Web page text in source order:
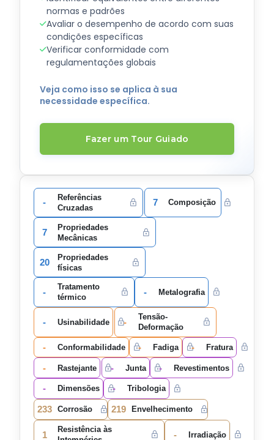
normas e padrões
Avaliar o desempenho de acordo com suas
condições específicas
Verificar conformidade com
regulamentações globais
Veja como isso se aplica à sua
necessidade específica.
Fazer um Tour Guiado
-
Referências
Cruzadas
7 Composição
7
Propriedades
Mecânicas
20
Propriedades
físicas
-
Tratamento
térmico
- Metalografia
- Usinabilidade -
Tensão-
Deformação
- Conformabilidade - Fadiga - Fratura
- Rastejante - Junta - Revestimentos
- Dimensões - Tribologia
233 Corrosão 219 Envelhecimento
1
Resistência às
- Irradiação